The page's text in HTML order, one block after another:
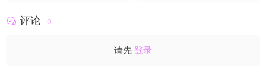
评论 0
请先 登录